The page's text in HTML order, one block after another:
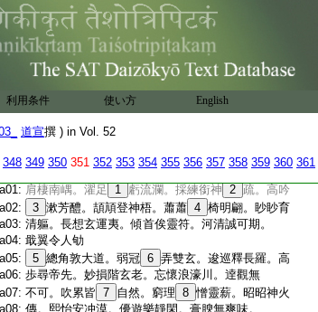
利用条件 使い方 English
道宣撰 ) in Vol. 52
348 349 350 351 352 353 354 355 356 357 358 359 360 361
玄攬機領。余生一何散。分不諮天挺。沈無冥
到韻。變不揚蔚炳。冉冉年往 46
逡。悠悠化期
永。翹首希玄津。想登故未正。生 47
日已造死境。願得無 48 身 49 理。 50 道高冲默靖
翔鸞鳴崑崿。逸志騰冥虚。愡＊恍迴靈翰。
肩棲南嵎。濯足 1 虧流瀾。採練銜神 2 疏。高吟
3 漱芳醴。頡頏登神梧。蕭蕭 4 椅明翩。眇眇育
清軀。長想玄運夷。傾首俟靈符。河清誠可期。
戢翼令人劬
5 總角敦大道。弱冠 6 弄雙玄。逡巡釋長羅。高
歩尋帝先。妙損階玄老。忘懷浪濠川。逹觀無
不可。吹累皆 7 自然。窮理 8 憎靈薪。昭昭神火
傳。熙怡安冲漠。優遊樂靜閑。膏腴無爽味。